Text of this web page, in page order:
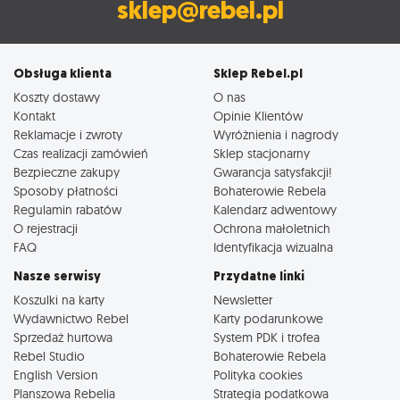
sklep@rebel.pl
Obsługa klienta
Koszty dostawy
Kontakt
Reklamacje i zwroty
Czas realizacji zamówień
Bezpieczne zakupy
Sposoby płatności
Regulamin rabatów
O rejestracji
FAQ
Sklep Rebel.pl
O nas
Opinie Klientów
Wyróżnienia i nagrody
Sklep stacjonarny
Gwarancja satysfakcji!
Bohaterowie Rebela
Kalendarz adwentowy
Ochrona małoletnich
Identyfikacja wizualna
Nasze serwisy
Koszulki na karty
Wydawnictwo Rebel
Sprzedaż hurtowa
Rebel Studio
English Version
Planszowa Rebelia
Przydatne linki
Newsletter
Karty podarunkowe
System PDK i trofea
Bohaterowie Rebela
Polityka cookies
Strategia podatkowa